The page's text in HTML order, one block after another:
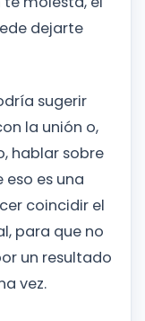
dejarte
sugerir
la unión o,
hablar sobre
eso es una
coincidir el
para que no
un resultado
vez.